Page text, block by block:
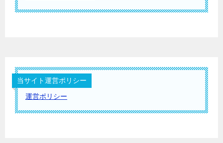
当サイト運営ポリシー
運営ポリシー